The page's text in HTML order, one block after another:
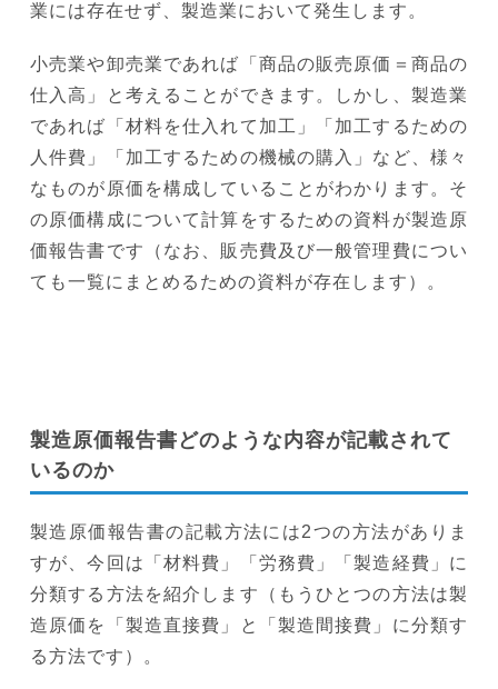
業には存在せず、製造業において発生します。
小売業や卸売業であれば「商品の販売原価＝商品の
仕入高」と考えることができます。しかし、製造業
であれば「材料を仕入れて加工」「加工するための
人件費」「加工するための機械の購入」など、様々
なものが原価を構成していることがわかります。そ
の原価構成について計算をするための資料が製造原
価報告書です（なお、販売費及び一般管理費につい
ても一覧にまとめるための資料が存在します）。
製造原価報告書どのような内容が記載されて
いるのか
製造原価報告書の記載方法には2つの方法がありま
すが、今回は「材料費」「労務費」「製造経費」に
分類する方法を紹介します（もうひとつの方法は製
造原価を「製造直接費」と「製造間接費」に分類す
る方法です）。